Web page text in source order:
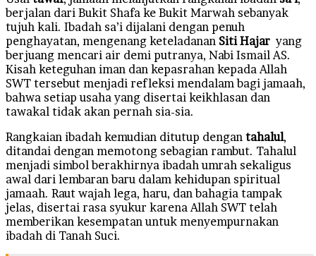
berjalan dari Bukit Shafa ke Bukit Marwah sebanyak
tujuh kali. Ibadah sa’i dijalani dengan penuh
penghayatan, mengenang keteladanan Siti Hajar yang
berjuang mencari air demi putranya, Nabi Ismail AS.
Kisah keteguhan iman dan kepasrahan kepada Allah
SWT tersebut menjadi refleksi mendalam bagi jamaah,
bahwa setiap usaha yang disertai keikhlasan dan
tawakal tidak akan pernah sia-sia.
Rangkaian ibadah kemudian ditutup dengan tahalul,
ditandai dengan memotong sebagian rambut. Tahalul
menjadi simbol berakhirnya ibadah umrah sekaligus
awal dari lembaran baru dalam kehidupan spiritual
jamaah. Raut wajah lega, haru, dan bahagia tampak
jelas, disertai rasa syukur karena Allah SWT telah
memberikan kesempatan untuk menyempurnakan
ibadah di Tanah Suci.